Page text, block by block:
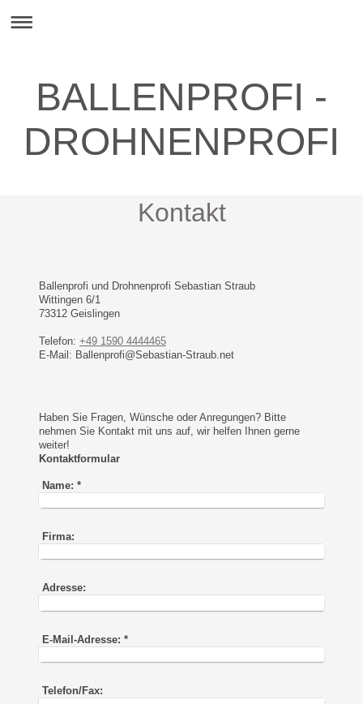
BALLENPROFI -
DROHNENPROFI
Kontakt
Ballenprofi und Drohnenprofi Sebastian Straub
Wittingen 6/1
73312 Geislingen
Telefon: +49 1590 4444465
E-Mail: Ballenprofi@Sebastian-Straub.net
Haben Sie Fragen, Wünsche oder Anregungen? Bitte
nehmen Sie Kontakt mit uns auf, wir helfen Ihnen gerne
weiter!
Kontaktformular
Name: *
Firma:
Adresse:
E-Mail-Adresse: *
Telefon/Fax: